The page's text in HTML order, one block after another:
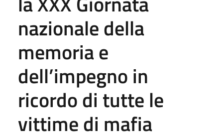
nazionale della
memoria e
dell’impegno in
ricordo di tutte le
vittime di mafia